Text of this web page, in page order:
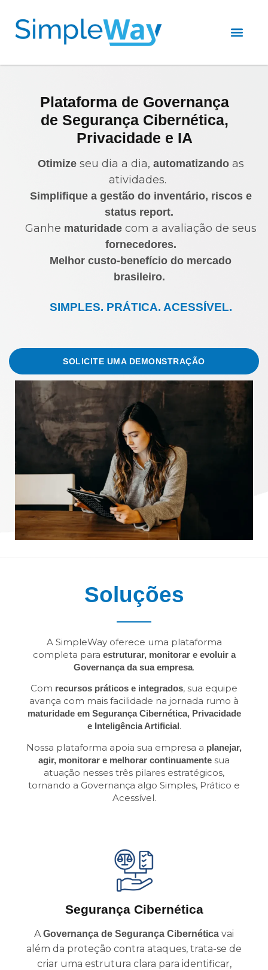
Plataforma de Governança
de Segurança Cibernética,
Privacidade e IA
Otimizeseu dia a dia, automatizandoas
atividades.
Simplifique a gestão do inventário, riscos e
status report.
Ganhe maturidadecom a avaliação de seus
fornecedores.
Melhor custo-benefício do mercado
brasileiro.
SIMPLES. PRÁTICA. ACESSÍVEL.
SOLICITE UMA DEMONSTRAÇÃO
Soluções
A SimpleWay oferece uma plataforma
completa para estruturar, monitorar e evoluir a
Governança da sua empresa.
Com recursos práticos e integrados, sua equipe
avança com mais facilidade na jornada rumo à
maturidade em Segurança Cibernética, Privacidade
e Inteligência Artificial.
Nossa plataforma apoia sua empresa a planejar,
agir, monitorar e melhorar continuamente sua
atuação nesses três pilares estratégicos,
tornando a Governança algo Simples, Prático e
Acessível.
Segurança Cibernética
A Governança de Segurança Cibernética vai
além da proteção contra ataques, trata-se de
criar uma estrutura clara para identificar,